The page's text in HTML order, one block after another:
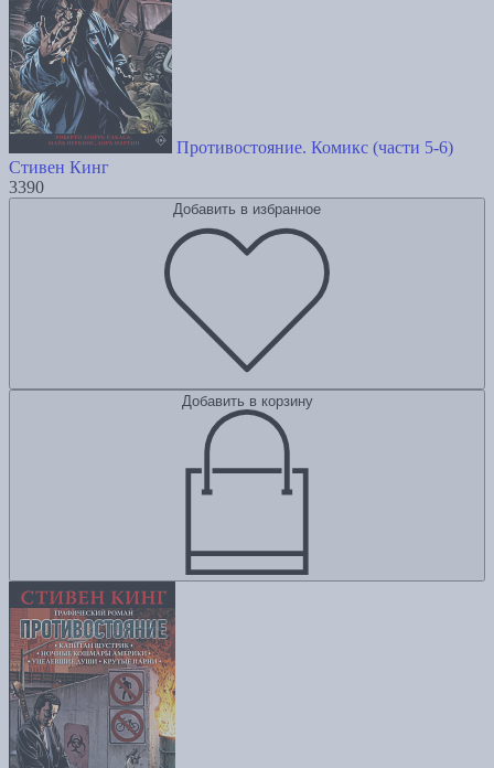
Противостояние. Комикс (части 5-6)
Стивен Кинг
3390
Добавить в избранное
Добавить в корзину